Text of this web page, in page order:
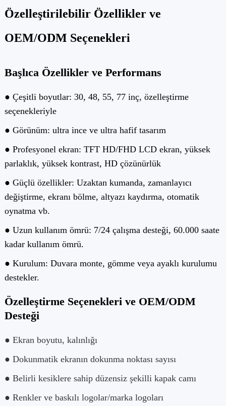
Özelleştirilebilir Özellikler ve
OEM/ODM Seçenekleri
Başlıca Özellikler ve Performans
● Çeşitli boyutlar: 30, 48, 55, 77 inç, özelleştirme
seçenekleriyle
● Görünüm: ultra ince ve ultra hafif tasarım
● Profesyonel ekran: TFT HD/FHD LCD ekran, yüksek
parlaklık, yüksek kontrast, HD çözünürlük
● Güçlü özellikler: Uzaktan kumanda, zamanlayıcı
değiştirme, ekranı bölme, altyazı kaydırma, otomatik
oynatma vb.
● Uzun kullanım ömrü: 7/24 çalışma desteği, 60.000 saate
kadar kullanım ömrü.
● Kurulum: Duvara monte, gömme veya ayaklı kurulumu
destekler.
Özelleştirme Seçenekleri ve OEM/ODM
Desteği
● Ekran boyutu, kalınlığı
● Dokunmatik ekranın dokunma noktası sayısı
● Belirli kesiklere sahip düzensiz şekilli kapak camı
● Renkler ve baskılı logolar/marka logoları